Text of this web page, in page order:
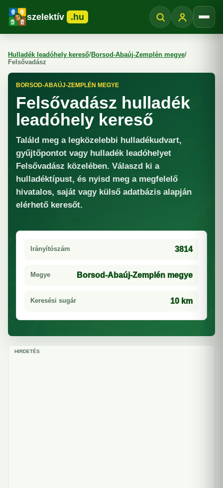
szelektív .hu
Hulladék leadóhely kereső/Borsod-Abaúj-Zemplén megye/
Felsővadász
BORSOD-ABAÚJ-ZEMPLÉN MEGYE
Felsővadász hulladék
leadóhely kereső
Találd meg a legközelebbi hulladékudvart,
gyűjtőpontot vagy hulladék leadóhelyet
Felsővadász közelében. Válaszd ki a
hulladéktípust, és nyisd meg a megfelelő
hivatalos, saját vagy külső adatbázis alapján
elérhető keresőt.
Irányítószám 3814
Megye Borsod-Abaúj-Zemplén megye
Keresési sugár 10 km
HIRDETÉS